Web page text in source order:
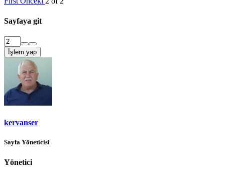
Sayfaya git
İşlem yap
kervanser
Sayfa Yöneticisi
Yönetici